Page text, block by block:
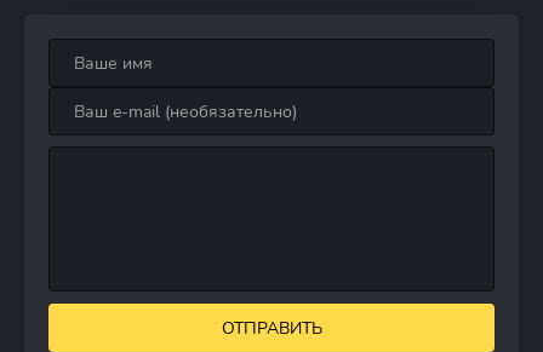
ОТПРАВИТЬ